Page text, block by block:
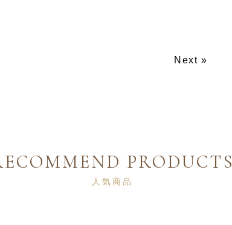
Next »
PRODUCTS
人気商品